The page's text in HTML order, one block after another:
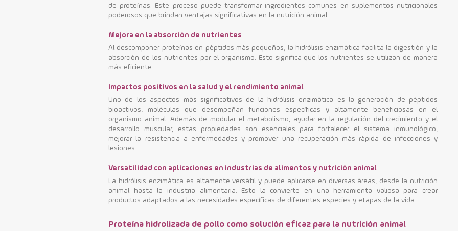
de proteínas. Este proceso puede transformar ingredientes comunes en suplementos nutricionales
poderosos que brindan ventajas significativas en la nutrición animal:
Mejora en la absorción de nutrientes
Al descomponer proteínas en péptidos más pequeños, la hidrólisis enzimática facilita la digestión y la
absorción de los nutrientes por el organismo. Esto significa que los nutrientes se utilizan de manera
más eficiente.
Impactos positivos en la salud y el rendimiento animal
Uno de los aspectos más significativos de la hidrólisis enzimática es la generación de péptidos
bioactivos, moléculas que desempeñan funciones específicas y altamente beneficiosas en el
organismo animal. Además de modular el metabolismo, ayudar en la regulación del crecimiento y el
desarrollo muscular, estas propiedades son esenciales para fortalecer el sistema inmunológico,
mejorar la resistencia a enfermedades y promover una recuperación más rápida de infecciones y
lesiones.
Versatilidad con aplicaciones en industrias de alimentos y nutrición animal
La hidrólisis enzimática es altamente versátil y puede aplicarse en diversas áreas, desde la nutrición
animal hasta la industria alimentaria. Esto la convierte en una herramienta valiosa para crear
productos adaptados a las necesidades específicas de diferentes especies y etapas de la vida.
Proteína hidrolizada de pollo como solución eficaz para la nutrición animal